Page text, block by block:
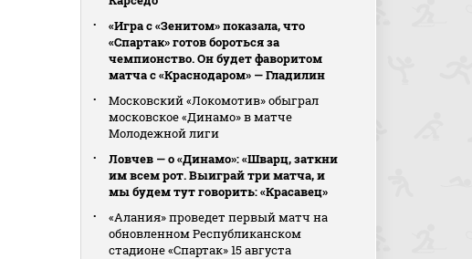
«Игра с «Зенитом» показала, что
«Спартак» готов бороться за
чемпионство. Он будет фаворитом
матча с «Краснодаром» — Гладилин
Московский «Локомотив» обыграл
московское «Динамо» в матче
Молодежной лиги
Ловчев — о «Динамо»: «Шварц, заткни
им всем рот. Выиграй три матча, и
мы будем тут говорить: «Красавец»
«Алания» проведет первый матч на
обновленном Республиканском
стадионе «Спартак» 15 августа